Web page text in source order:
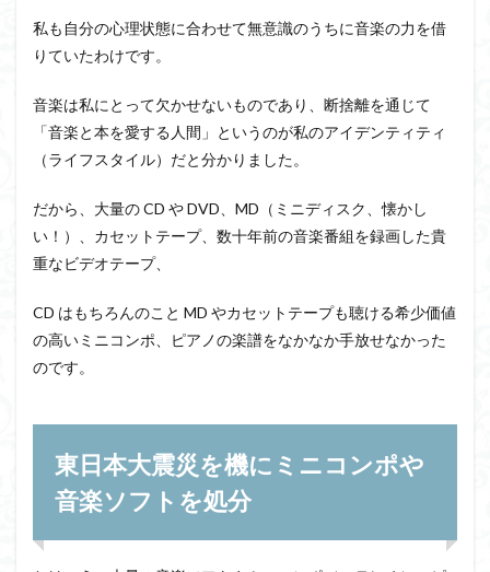
私も自分の心理状態に合わせて無意識のうちに音楽の力を借
りていたわけです。
音楽は私にとって欠かせないものであり、断捨離を通じて
「音楽と本を愛する人間」というのが私のアイデンティティ
（ライフスタイル）だと分かりました。
だから、大量の CD や DVD、MD（ミニディスク、懐かし
い！）、カセットテープ、数十年前の音楽番組を録画した貴
重なビデオテープ、
CD はもちろんのこと MD やカセットテープも聴ける希少価値
の高いミニコンポ、ピアノの楽譜をなかなか手放せなかった
のです。
東日本大震災を機にミニコンポや
音楽ソフトを処分